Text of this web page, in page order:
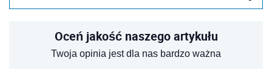
Oceń jakość naszego artykułu
Twoja opinia jest dla nas bardzo ważna